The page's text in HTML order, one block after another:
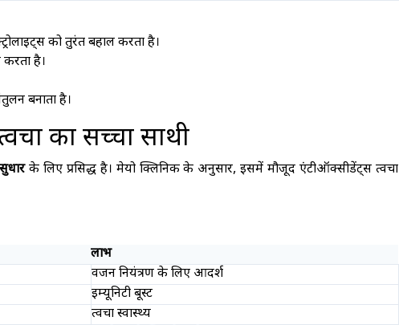
को तुरंत बहाल करता है।
है।
बनाता है।
का सच्चा साथी
के लिए प्रसिद्ध है। मेयो क्लिनिक के अनुसार, इसमें मौजूद एंटीऑक्सीडेंट्स त्वचा
लाभ
वजन नियंत्रण के लिए आदर्श
इम्यूनिटी बूस्ट
त्वचा स्वास्थ्य